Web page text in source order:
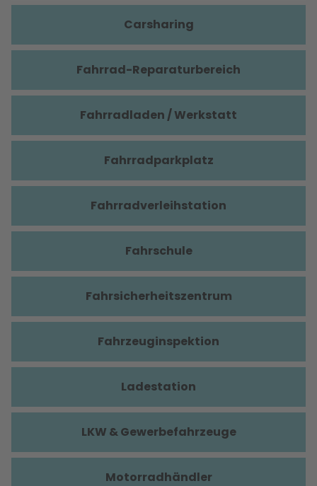
Carsharing
Fahrrad-Reparaturbereich
Fahrradladen / Werkstatt
Fahrradparkplatz
Fahrradverleihstation
Fahrschule
Fahrsicherheitszentrum
Fahrzeuginspektion
Ladestation
LKW & Gewerbefahrzeuge
Motorradhändler